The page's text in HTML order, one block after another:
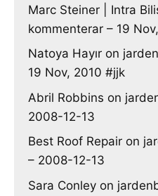
Marc Steiner | Intra
kommenterar – 19
Natoya Hayır on
19 Nov, 2010 #jjk
Abril Robbins on
2008-12-13
Best Roof Repair on
– 2008-12-13
Sara Conley on